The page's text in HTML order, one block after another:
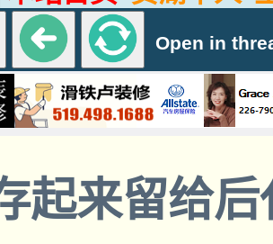
Open in
起来留给